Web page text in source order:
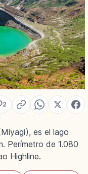
2
es el lago
Perímetro de 1.080
Highline.